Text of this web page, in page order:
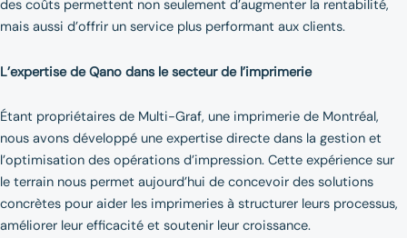
des coûts permettent non seulement d’augmenter la rentabilité,
mais aussi d’offrir un service plus performant aux clients.
L’expertise de Qano dans le secteur de l’imprimerie
Étant propriétaires de Multi-Graf, une imprimerie de Montréal,
nous avons développé une expertise directe dans la gestion et
l’optimisation des opérations d’impression. Cette expérience sur
le terrain nous permet aujourd’hui de concevoir des solutions
concrètes pour aider les imprimeries à structurer leurs processus,
améliorer leur efficacité et soutenir leur croissance.